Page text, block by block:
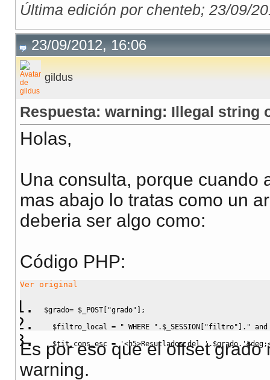
Última edición por chenteb; 23/09/
23/09/2012, 16:06
gildus
Respuesta: warning: Illegal string
Holas,
Una consulta, porque cuando
mas abajo lo tratas como un
deberia ser algo como:
Código PHP:
Ver original
$grado= $_POST [ "grado" ] ;
$filtro_local
= " WHERE " . $_SESSION [ "filtro" ] . "
$tit_cons_esc = '<h5>Resutlados del ' . $grado.
Es por eso que el offset
warning.